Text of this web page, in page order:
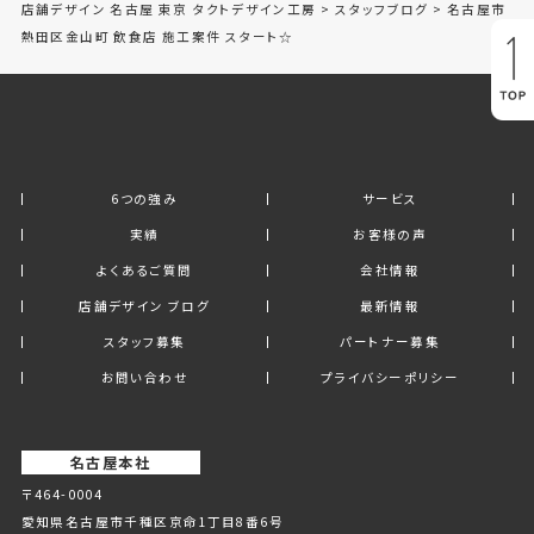
店舗デザイン 名古屋 東京 タクトデザイン工房 > スタッフブログ > 名古屋市
熱田区金山町 飲食店 施工案件 スタート☆
6つの強み
サービス
実績
お客様の声
よくあるご質問
会社情報
店舗デザイン ブログ
最新情報
スタッフ募集
パートナー募集
お問い合わせ
プライバシーポリシー
名古屋本社
〒464-0004
愛知県名古屋市千種区京命1丁⽬8番6号